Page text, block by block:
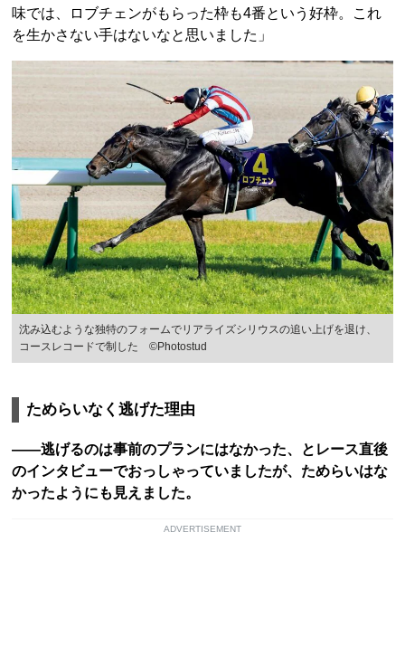
味では、ロブチェンがもらった枠も4番という好枠。これ
を生かさない手はないなと思いました」
沈み込むような独特のフォームでリアライズシリウスの追い上げを退け、
コースレコードで制した ©Photostud
ためらいなく逃げた理由
――逃げるのは事前のプランにはなかった、とレース直後
のインタビューでおっしゃっていましたが、ためらいはな
かったようにも見えました。
ADVERTISEMENT